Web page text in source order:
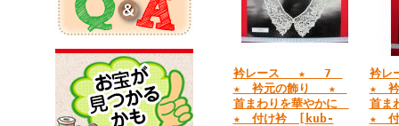
衿レース ★ 7
★ 衿元の飾り ★
首まわりを華やかに
★ 付け衿 [kub-
衿
★
首ま
★